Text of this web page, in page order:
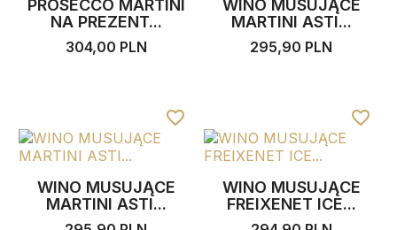
PROSECCO MARTINI
NA PREZENT...
304,00 PLN
WINO MUSUJĄCE
MARTINI ASTI...
295,90 PLN
WINO MUSUJĄCE
MARTINI ASTI...
favorite_border
WINO MUSUJĄCE
FREIXENET ICE...
favorite_border